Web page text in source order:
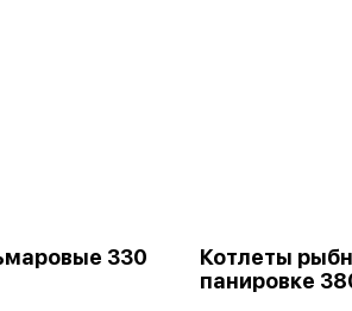
330
Котлеты
панировке